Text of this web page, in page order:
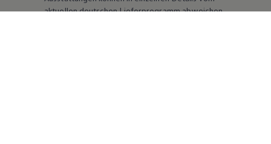
aktuellen deutschen Lieferprogramm abweichen.